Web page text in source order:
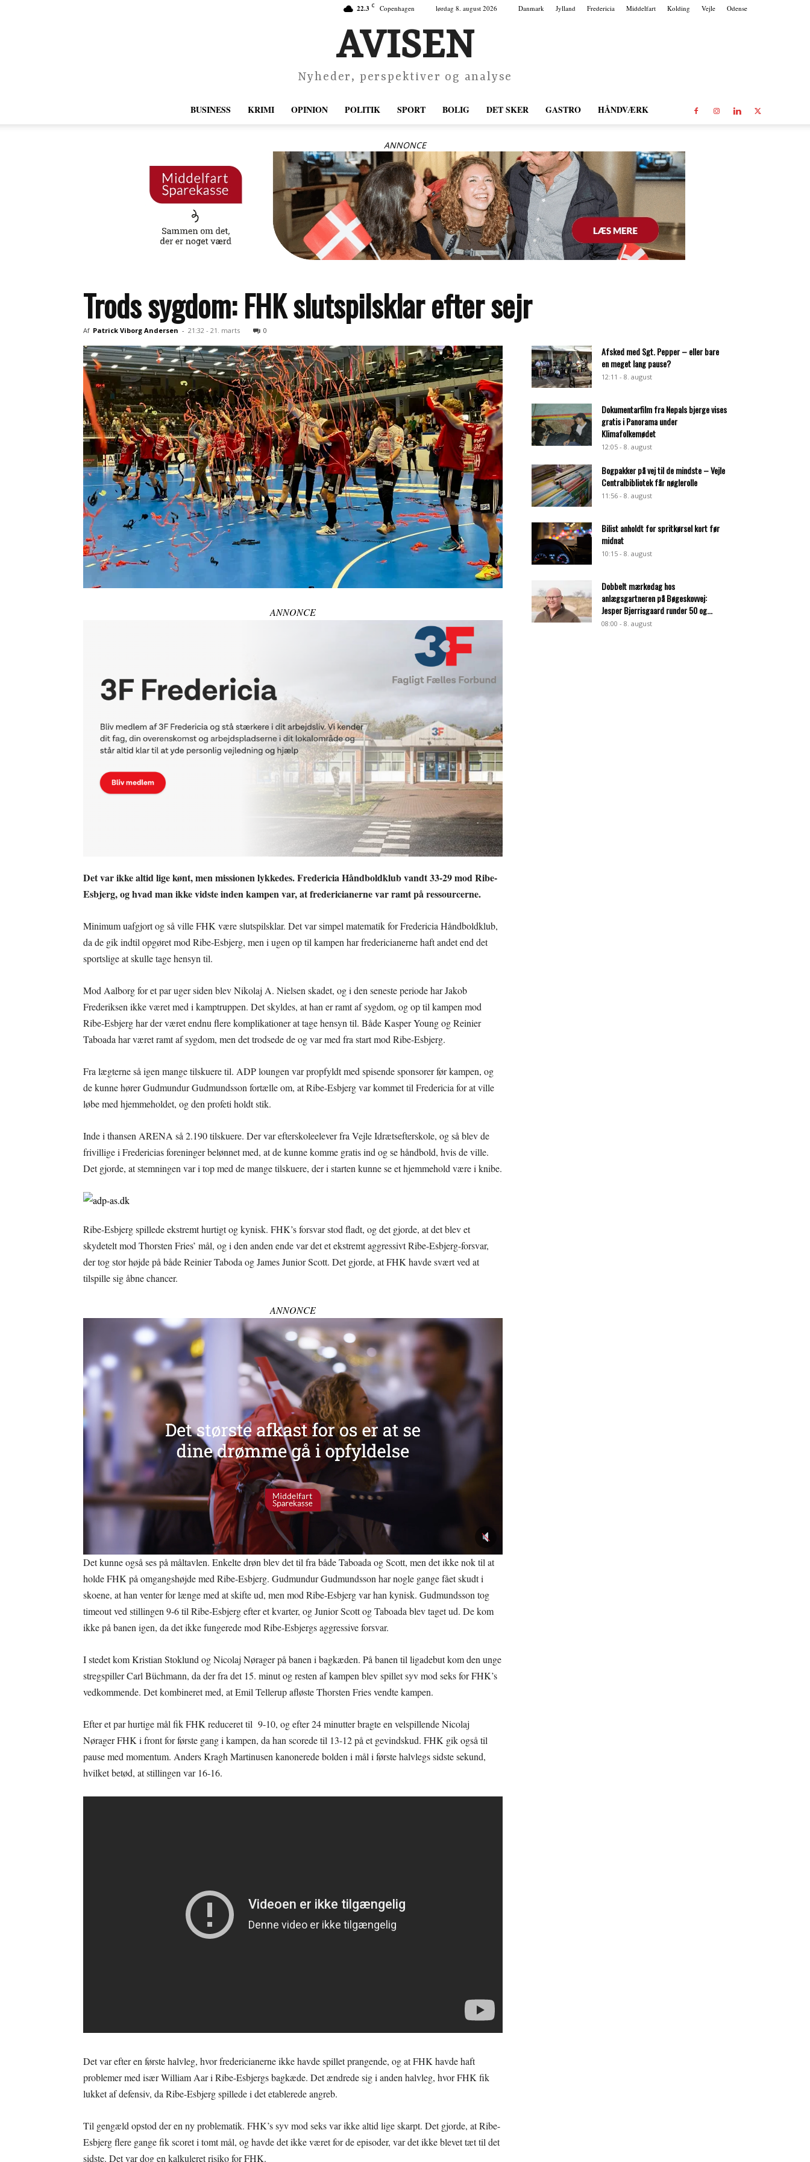
22.3 C Copenhagen lørdag 8. august 2026 Danmark Jylland Fredericia Middelfart Kolding Vejle Odense
AVISEN
Nyheder, perspektiver og analyse
BUSINESS KRIMI OPINION POLITIK SPORT BOLIG DET SKER GASTRO HÅNDVÆRK
ANNONCE
Trods sygdom: FHK slutspilsklar efter sejr
Af Patrick Viborg Andersen - 21:32 - 21. marts 0
ANNONCE
Det var ikke altid lige kønt, men missionen lykkedes. Fredericia Håndboldklub vandt 33-29 mod Ribe-
Esbjerg, og hvad man ikke vidste inden kampen var, at fredericianerne var ramt på ressourcerne.
Minimum uafgjort og så ville FHK være slutspilsklar. Det var simpel matematik for Fredericia Håndboldklub,
da de gik indtil opgøret mod Ribe-Esbjerg, men i ugen op til kampen har fredericianerne haft andet end det
sportslige at skulle tage hensyn til.
Mod Aalborg for et par uger siden blev Nikolaj A. Nielsen skadet, og i den seneste periode har Jakob
Frederiksen ikke været med i kamptruppen. Det skyldes, at han er ramt af sygdom, og op til kampen mod
Ribe-Esbjerg har der været endnu flere komplikationer at tage hensyn til. Både Kasper Young og Reinier
Taboada har været ramt af sygdom, men det trodsede de og var med fra start mod Ribe-Esbjerg.
Fra lægterne så igen mange tilskuere til. ADP loungen var propfyldt med spisende sponsorer før kampen, og
de kunne hører Gudmundur Gudmundsson fortælle om, at Ribe-Esbjerg var kommet til Fredericia for at ville
løbe med hjemmeholdet, og den profeti holdt stik.
Inde i thansen ARENA så 2.190 tilskuere. Der var efterskoleelever fra Vejle Idrætsefterskole, og så blev de
frivillige i Fredericias foreninger belønnet med, at de kunne komme gratis ind og se håndbold, hvis de ville.
Det gjorde, at stemningen var i top med de mange tilskuere, der i starten kunne se et hjemmehold være i knibe.
Ribe-Esbjerg spillede ekstremt hurtigt og kynisk. FHK’s forsvar stod fladt, og det gjorde, at det blev et
skydetelt mod Thorsten Fries’ mål, og i den anden ende var det et ekstremt aggressivt Ribe-Esbjerg-forsvar,
der tog stor højde på både Reinier Taboda og James Junior Scott. Det gjorde, at FHK havde svært ved at
tilspille sig åbne chancer.
ANNONCE
Det kunne også ses på måltavlen. Enkelte drøn blev det til fra både Taboada og Scott, men det ikke nok til at
holde FHK på omgangshøjde med Ribe-Esbjerg. Gudmundur Gudmundsson har nogle gange fået skudt i
skoene, at han venter for længe med at skifte ud, men mod Ribe-Esbjerg var han kynisk. Gudmundsson tog
timeout ved stillingen 9-6 til Ribe-Esbjerg efter et kvarter, og Junior Scott og Taboada blev taget ud. De kom
ikke på banen igen, da det ikke fungerede mod Ribe-Esbjergs aggressive forsvar.
I stedet kom Kristian Stoklund og Nicolaj Nørager på banen i bagkæden. På banen til ligadebut kom den unge
stregspiller Carl Büchmann, da der fra det 15. minut og resten af kampen blev spillet syv mod seks for FHK’s
vedkommende. Det kombineret med, at Emil Tellerup afløste Thorsten Fries vendte kampen.
Efter et par hurtige mål fik FHK reduceret til 9-10, og efter 24 minutter bragte en velspillende Nicolaj
Nørager FHK i front for første gang i kampen, da han scorede til 13-12 på et gevindskud. FHK gik også til
pause med momentum. Anders Kragh Martinusen kanonerede bolden i mål i første halvlegs sidste sekund,
hvilket betød, at stillingen var 16-16.
Det var efter en første halvleg, hvor fredericianerne ikke havde spillet prangende, og at FHK havde haft
problemer med især William Aar i Ribe-Esbjergs bagkæde. Det ændrede sig i anden halvleg, hvor FHK fik
lukket af defensiv, da Ribe-Esbjerg spillede i det etablerede angreb.
Til gengæld opstod der en ny problematik. FHK’s syv mod seks var ikke altid lige skarpt. Det gjorde, at Ribe-
Esbjerg flere gange fik scoret i tomt mål, og havde det ikke været for de episoder, var det ikke blevet tæt til det
sidste. Det var dog en kalkuleret risiko for FHK.
Afsked med Sgt. Pepper – eller bare
en meget lang pause?
12:11 - 8. august
Dokumentarfilm fra Nepals bjerge vises
gratis i Panorama under
Klimafolkemødet
12:05 - 8. august
Bogpakker på vej til de mindste – Vejle
Centralbibliotek får nøglerolle
11:56 - 8. august
Bilist anholdt for spritkørsel kort før
midnat
10:15 - 8. august
Dobbelt mærkedag hos
anlægsgartneren på Bøgeskovvej:
Jesper Bjerrisgaard runder 50 og...
08:00 - 8. august